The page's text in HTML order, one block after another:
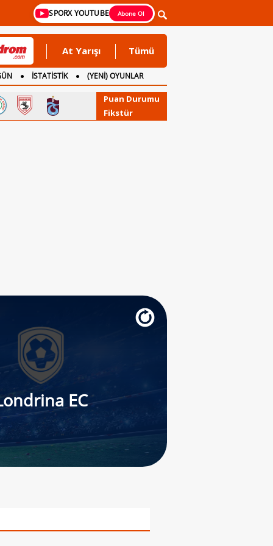
SPORX YOUTUBE Abone Ol
At Yarışı Tümü
İSTATİSTİK
(YENİ) OYUNLAR
Puan Durumu
Fikstür
EC